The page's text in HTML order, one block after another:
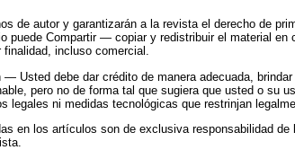
de autor y garantizarán a la revista el derecho de
puede Compartir — copiar y redistribuir el material
finalidad, incluso comercial.
Usted debe dar crédito de manera adecuada,
pero no de forma tal que sugiera que usted o su
legales ni medidas tecnológicas que restrinjan
en los artículos son de exclusiva responsabilidad